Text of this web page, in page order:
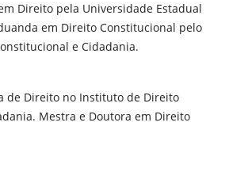
Direito pela Universidade Estadual
em Direito Constitucional pelo
e Cidadania.
de Direito no Instituto de Direito
Mestra e Doutora em Direito